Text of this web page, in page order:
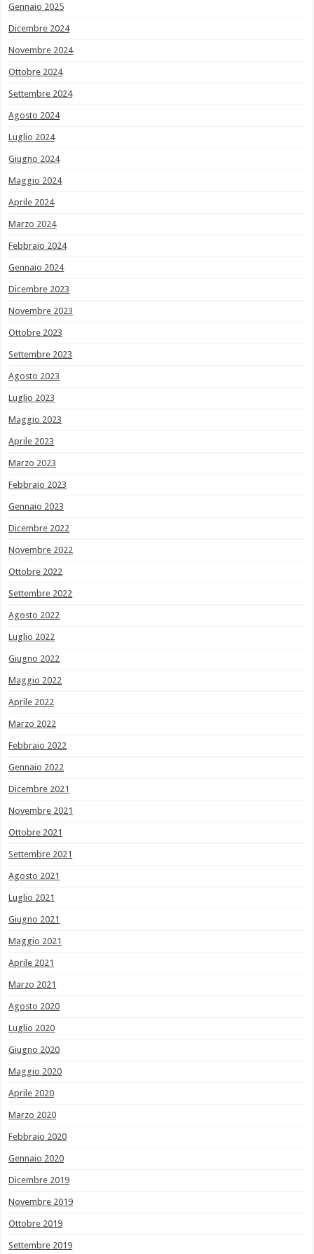
Gennaio 2025
Dicembre 2024
Novembre 2024
Ottobre 2024
Settembre 2024
Agosto 2024
Luglio 2024
Giugno 2024
Maggio 2024
Aprile 2024
Marzo 2024
Febbraio 2024
Gennaio 2024
Dicembre 2023
Novembre 2023
Ottobre 2023
Settembre 2023
Agosto 2023
Luglio 2023
Maggio 2023
Aprile 2023
Marzo 2023
Febbraio 2023
Gennaio 2023
Dicembre 2022
Novembre 2022
Ottobre 2022
Settembre 2022
Agosto 2022
Luglio 2022
Giugno 2022
Maggio 2022
Aprile 2022
Marzo 2022
Febbraio 2022
Gennaio 2022
Dicembre 2021
Novembre 2021
Ottobre 2021
Settembre 2021
Agosto 2021
Luglio 2021
Giugno 2021
Maggio 2021
Aprile 2021
Marzo 2021
Agosto 2020
Luglio 2020
Giugno 2020
Maggio 2020
Aprile 2020
Marzo 2020
Febbraio 2020
Gennaio 2020
Dicembre 2019
Novembre 2019
Ottobre 2019
Settembre 2019